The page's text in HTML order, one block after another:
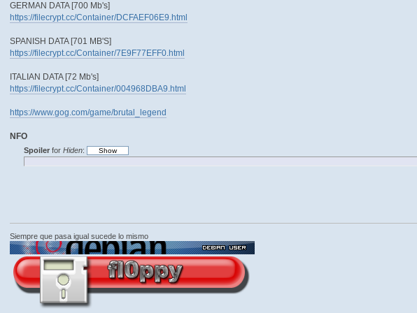
GERMAN DATA [700 Mb's]
https://filecrypt.cc/Container/DCFAEF06E9.html
SPANISH DATA [701 MB'S]
https://filecrypt.cc/Container/7E9F77EFF0.html
ITALIAN DATA [72 Mb's]
https://filecrypt.cc/Container/004968DBA9.html
https://www.gog.com/game/brutal_legend
NFO
Spoilerfor Hiden:
Siempre que pasa igual sucede lo mismo